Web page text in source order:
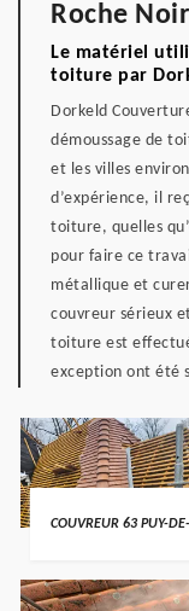
Roche
Le matériel
toiture par
Dorkeld
démoussage de
et les villes
d’expérience, il
toiture, quelles
pour faire ce
métallique et
couvreur sérieux
toiture est
exception ont été
COUVREUR 63 PUY-